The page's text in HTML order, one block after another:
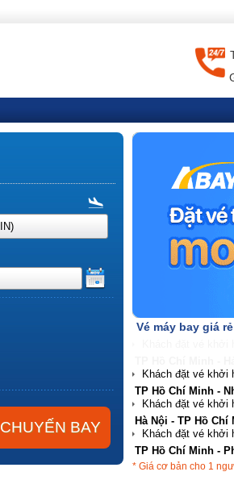
Vé máy bay giá
Hà Nội - TP Hồ Chí
TP Hồ Chí Minh -
Hà Nội - Đà Nẵng
* Giá cơ bản cho 1